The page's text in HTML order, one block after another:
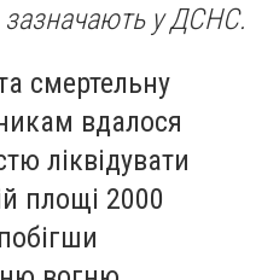
зазначають у ДСНС.
смертельну
вдалося
ліквідувати
площі 2000